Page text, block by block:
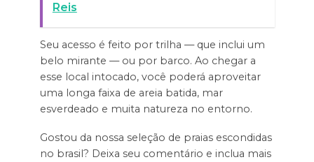
Reis
Seu acesso é feito por trilha — que inclui um
belo mirante — ou por barco. Ao chegar a
esse local intocado, você poderá aproveitar
uma longa faixa de areia batida, mar
esverdeado e muita natureza no entorno.
Gostou da nossa seleção de praias escondidas
no brasil? Deixa seu comentário e inclua mais